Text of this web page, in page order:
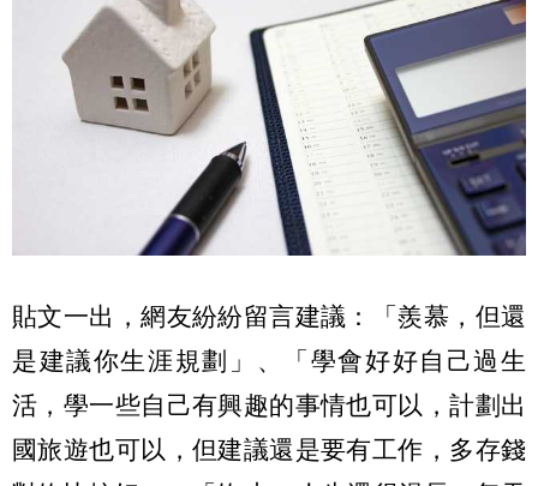
貼文一出，網友紛紛留言建議：「羨慕，但還
是建議你生涯規劃」、「學會好好自己過生
活，學一些自己有興趣的事情也可以，計劃出
國旅遊也可以，但建議還是要有工作，多存錢